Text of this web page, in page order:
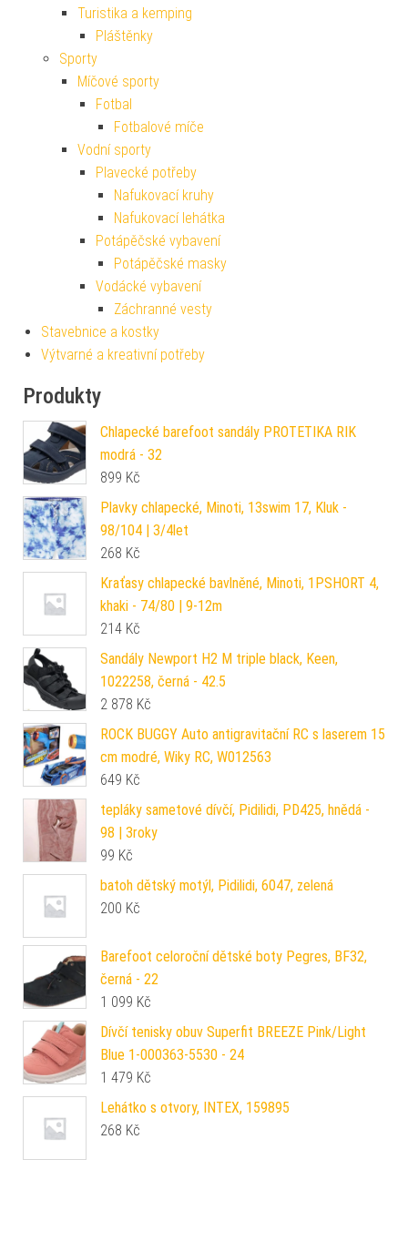
Turistika a kemping
Pláštěnky
Sporty
Míčové sporty
Fotbal
Fotbalové míče
Vodní sporty
Plavecké potřeby
Nafukovací kruhy
Nafukovací lehátka
Potápěčské vybavení
Potápěčské masky
Vodácké vybavení
Záchranné vesty
Stavebnice a kostky
Výtvarné a kreativní potřeby
Produkty
Chlapecké barefoot sandály PROTETIKA RIK
modrá - 32
899 Kč
Plavky chlapecké, Minoti, 13swim 17, Kluk -
98/104 | 3/4let
268 Kč
Kraťasy chlapecké bavlněné, Minoti, 1PSHORT 4,
khaki - 74/80 | 9-12m
214 Kč
Sandály Newport H2 M triple black, Keen,
1022258, černá - 42.5
2 878 Kč
ROCK BUGGY Auto antigravitační RC s laserem 15
cm modré, Wiky RC, W012563
649 Kč
tepláky sametové dívčí, Pidilidi, PD425, hnědá -
98 | 3roky
99 Kč
batoh dětský motýl, Pidilidi, 6047, zelená
200 Kč
Barefoot celoroční dětské boty Pegres, BF32,
černá - 22
1 099 Kč
Dívčí tenisky obuv Superfit BREEZE Pink/Light
Blue 1-000363-5530 - 24
1 479 Kč
Lehátko s otvory, INTEX, 159895
268 Kč